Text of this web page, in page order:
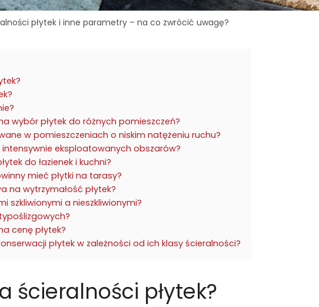
płytek i inne parametry – na co zwrócić uwagę?
wybór płytek do różnych pomieszczeń?
w pomieszczeniach o niskim natężeniu ruchu?
eksploatowanych obszarów?
do łazienek i kuchni?
mieć płytki na tarasy?
na wytrzymałość płytek?
szkliwionymi a nieszkliwionymi?
cenę płytek?
płytek w zależności od ich klasy ścieralności?
ścieralności płytek?